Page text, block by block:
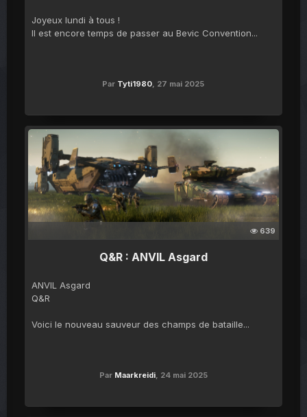
Joyeux lundi à tous !
Il est encore temps de passer au Bevic Convention...
Par Tyti1980, 27 mai 2025
639
Q&R : ANVIL Asgard
ANVIL Asgard
Q&R
Voici le nouveau sauveur des champs de bataille...
Par Maarkreidi, 24 mai 2025